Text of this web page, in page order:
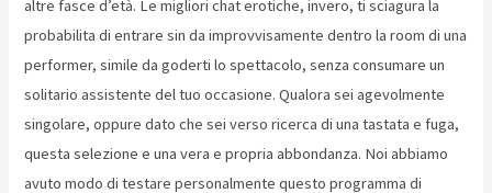
altre fasce d’età. Le migliori chat erotiche, invero, ti sciagura la
probabilita di entrare sin da improvvisamente dentro la room di una
performer, simile da goderti lo spettacolo, senza consumare un
solitario assistente del tuo occasione. Qualora sei agevolmente
singolare, oppure dato che sei verso ricerca di una tastata e fuga,
questa selezione e una vera e propria abbondanza. Noi abbiamo
avuto modo di testare personalmente questo programma di